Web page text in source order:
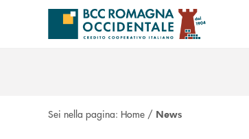
Salta al contenuto principale
Sei nella pagina: Home / News